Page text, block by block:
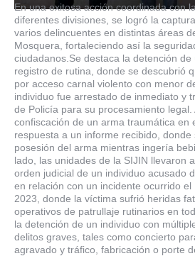
En una exitosa acción coordinada con
diferentes divisiones, se logró la
varios delincuentes en distintas áreas
Mosquera, fortaleciendo así la
ciudadanos.Se destaca la detención
registro de rutina, donde se descubrió
por acceso carnal violento con menor
individuo fue arrestado de inmediato y
de Policía para su procesamiento
confiscación de un arma traumática en
respuesta a un informe recibido,
posesión del arma mientras ingería
lado, las unidades de la SIJIN llevaron
orden judicial de un individuo acusado
en relación con un incidente ocurrido el
2023, donde la víctima sufrió heridas
operativos de patrullaje rutinarios en
la detención de un individuo con
delitos graves, tales como concierto
agravado y tráfico, fabricación o porte